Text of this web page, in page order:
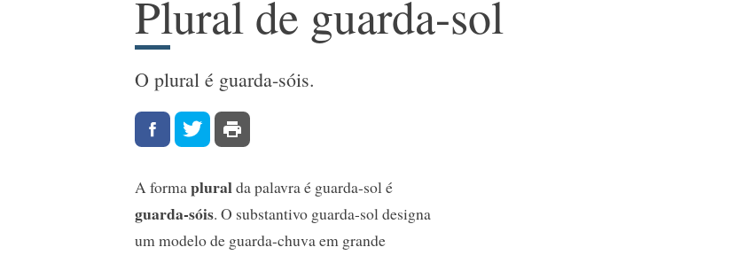
Plural de guarda-sol
O plural é guarda-sóis.
A formapluralda palavra é guarda-sol é
guarda-sóis. O substantivo guarda-sol designa
um modelo de guarda-chuva em grande